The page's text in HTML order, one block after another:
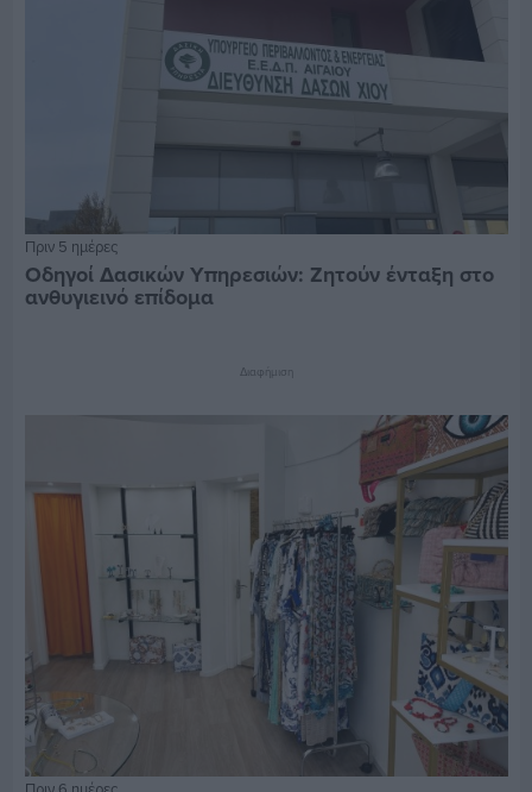
Πριν 5 ημέρες
Οδηγοί Δασικών Υπηρεσιών: Ζητούν ένταξη στο
ανθυγιεινό επίδομα
Διαφήμιση